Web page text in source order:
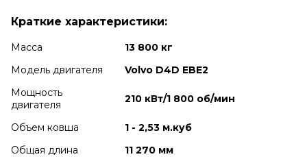
Краткие характеристики:
Масса
13 800 кг
Модель двигателя
Volvo D4D EBE2
Мощность
двигателя
210 кВт/1 800 об/мин
Объем ковша
1 - 2,53 м.куб
Общая длина
11 270 мм